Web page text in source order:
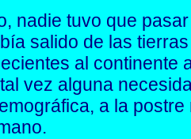
nadie tuvo que
salido de las
al continente
vez alguna
a la